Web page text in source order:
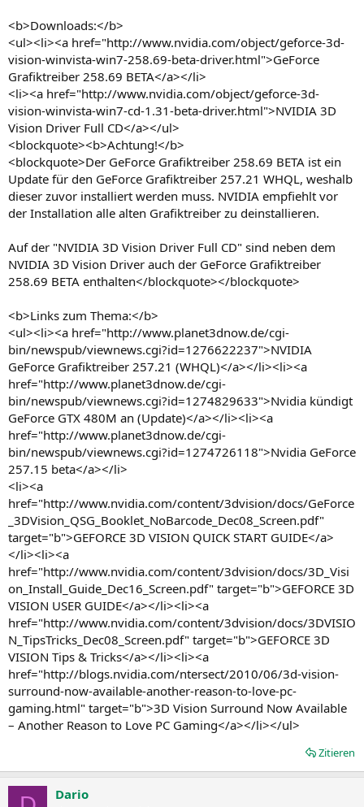
<b>Downloads:</b>
<ul><li><a href="http://www.nvidia.com/object/geforce-3d-
vision-winvista-win7-258.69-beta-driver.html">GeForce
Grafiktreiber 258.69 BETA</a></li>
<li><a href="http://www.nvidia.com/object/geforce-3d-
vision-winvista-win7-cd-1.31-beta-driver.html">NVIDIA 3D
Vision Driver Full CD</a></ul>
<blockquote><b>Achtung!</b>
<blockquote>Der GeForce Grafiktreiber 258.69 BETA ist ein
Update für den GeForce Grafiktreiber 257.21 WHQL, weshalb
dieser zuvor installiert werden muss. NVIDIA empfiehlt vor
der Installation alle alten Grafiktreiber zu deinstallieren.
Auf der "NVIDIA 3D Vision Driver Full CD" sind neben dem
NVIDIA 3D Vision Driver auch der GeForce Grafiktreiber
258.69 BETA enthalten</blockquote></blockquote>
<b>Links zum Thema:</b>
<ul><li><a href="http://www.planet3dnow.de/cgi-
bin/newspub/viewnews.cgi?id=1276622237">NVIDIA
GeForce Grafiktreiber 257.21 (WHQL)</a></li><li><a
href="http://www.planet3dnow.de/cgi-
bin/newspub/viewnews.cgi?id=1274829633">Nvidia kündigt
GeForce GTX 480M an (Update)</a></li><li><a
href="http://www.planet3dnow.de/cgi-
bin/newspub/viewnews.cgi?id=1274726118">Nvidia GeForce
257.15 beta</a></li>
<li><a
href="http://www.nvidia.com/content/3dvision/docs/GeForce
_3DVision_QSG_Booklet_NoBarcode_Dec08_Screen.pdf"
target="b">GEFORCE 3D VISION QUICK START GUIDE</a>
</li><li><a
href="http://www.nvidia.com/content/3dvision/docs/3D_Visi
on_Install_Guide_Dec16_Screen.pdf" target="b">GEFORCE 3D
VISION USER GUIDE</a></li><li><a
href="http://www.nvidia.com/content/3dvision/docs/3DVISIO
N_TipsTricks_Dec08_Screen.pdf" target="b">GEFORCE 3D
VISION Tips & Tricks</a></li><li><a
href="http://blogs.nvidia.com/ntersect/2010/06/3d-vision-
surround-now-available-another-reason-to-love-pc-
gaming.html" target="b">3D Vision Surround Now Available
– Another Reason to Love PC Gaming</a></li></ul>
Zitieren
Dario